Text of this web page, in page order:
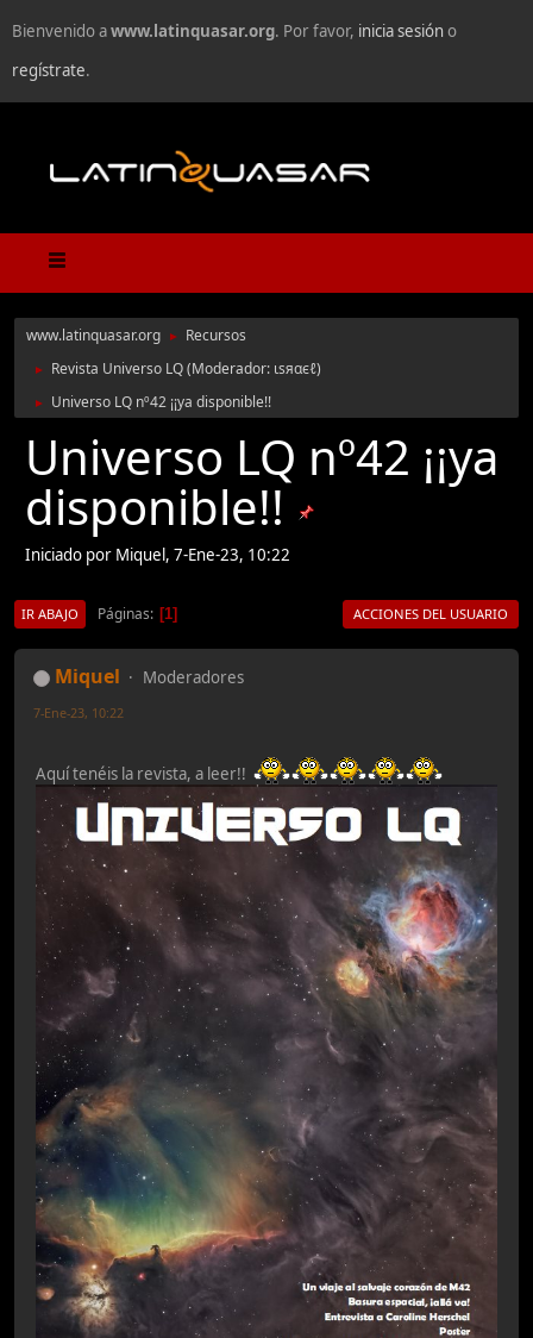
Bienvenido awww.latinquasar.org. Por favor, inicia sesióno
regístrate.
www.latinquasar.org ► Recursos
► Revista Universo LQ(Moderador: ιѕяαєℓ)
► Universo LQ nº42 ¡¡ya disponible!!
Universo LQ nº42 ¡¡ya
disponible!!
Iniciado por Miquel, 7-Ene-23, 10:22
IR ABAJO Páginas 1 ACCIONES DEL USUARIO
Miquel Moderadores
7-Ene-23, 10:22
Aquí tenéis la revista, a leer!!